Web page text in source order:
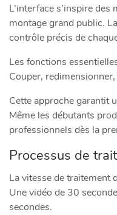
L’interface s’inspire
montage grand public.
contrôle précis de
Les fonctions
Couper,
Cette approche garantit
Même les débutants
professionnels dès la
Processus de
La vitesse de traitement
Une vidéo de 30
secondes.